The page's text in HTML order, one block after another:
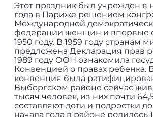
Этот праздник был учрежден в
года в Париже решением
Международной
федерации женщин и впервые
1950 году. В 1959 году странам
предложена Декларация прав
1989 году ООН ознакомила
Конвенцией о правах ребенка.
конвенция была
Выборгском районе сейчас
тысяч человек, из них почти
составляют дети и подростки до
начала года в районе родилось